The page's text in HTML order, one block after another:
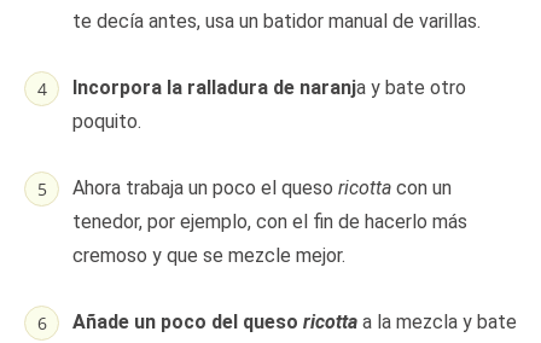
te decía antes, usa un batidor manual de varillas.
Incorpora la ralladura de naranja y bate otro
poquito.
Ahora trabaja un poco el queso ricotta con un
tenedor, por ejemplo, con el fin de hacerlo más
cremoso y que se mezcle mejor.
Añade un poco del queso ricotta a la mezcla y bate